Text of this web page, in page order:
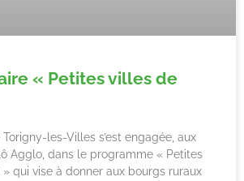
« Petites villes de
Torigny-les-Villes s’est engagée, aux
Agglo, dans le programme « Petites
qui vise à donner aux bourgs ruraux